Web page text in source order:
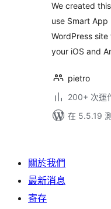
We created
use Smart App
WordPress
your iOS and
pietro
200+ 次運
在 5.5.19
關於我們
最新消息
寄存